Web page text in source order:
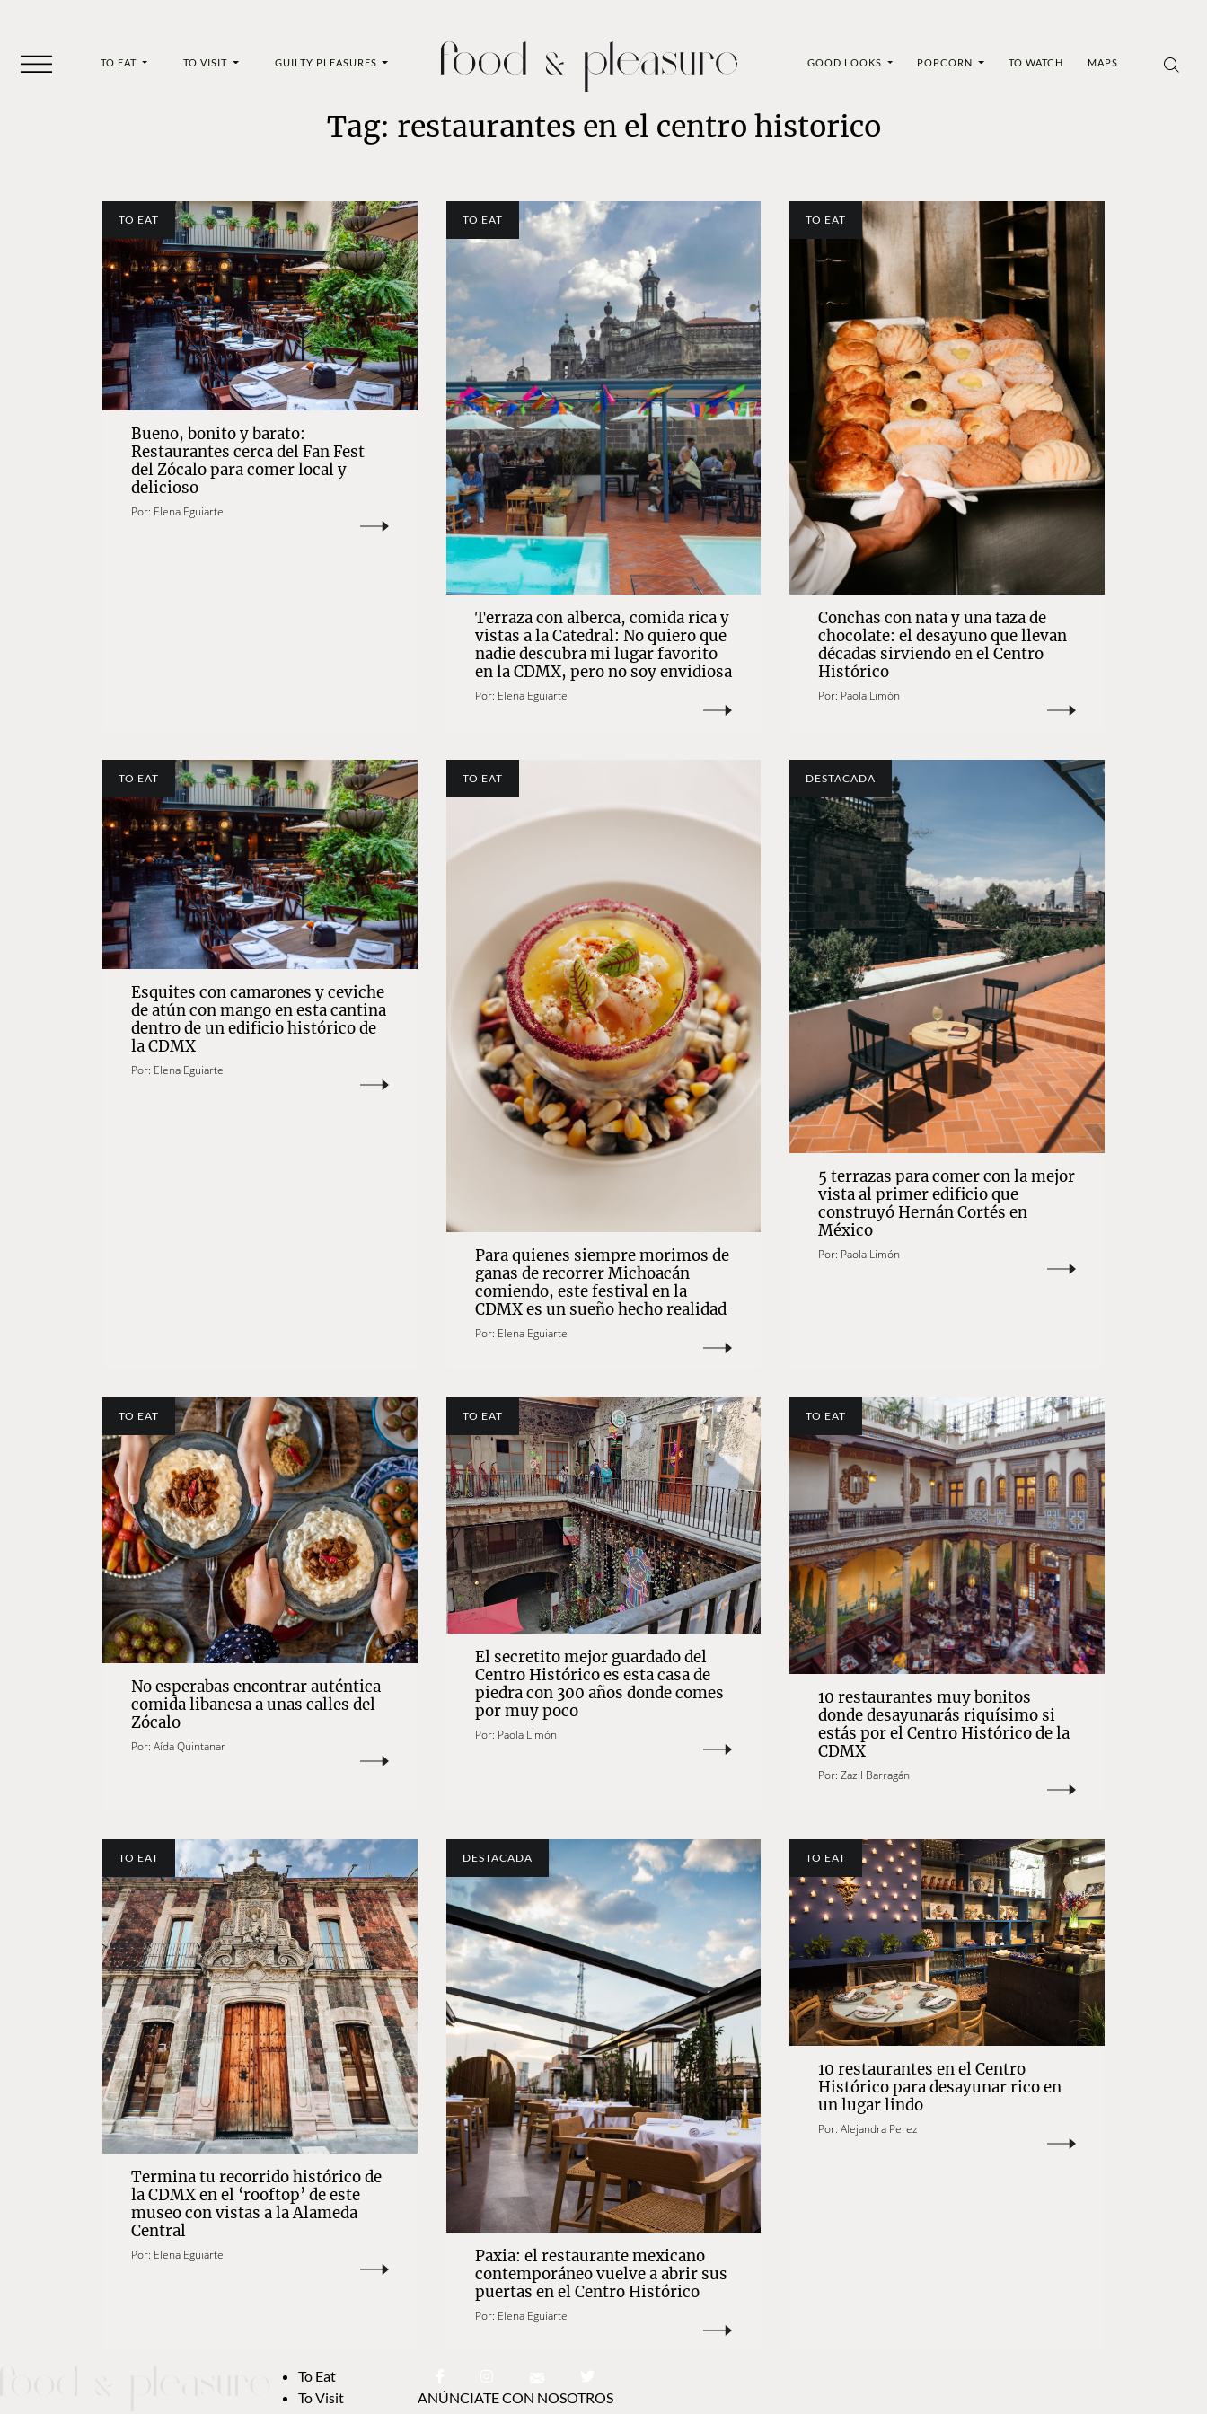
TO EAT TO VISIT GUILTY PLEASURES GOOD LOOKS POPCORN TO WATCH MAPS
Tag: restaurantes en el centro historico
TO EAT
Bueno, bonito y barato:
Restaurantes cerca del Fan Fest
del Zócalo para comer local y
delicioso
Por: Elena Eguiarte
TO EAT
Terraza con alberca, comida rica y
vistas a la Catedral: No quiero que
nadie descubra mi lugar favorito
en la CDMX, pero no soy envidiosa
Por: Elena Eguiarte
TO EAT
Conchas con nata y una taza de
chocolate: el desayuno que llevan
décadas sirviendo en el Centro
Histórico
Por: Paola Limón
TO EAT
Esquites con camarones y ceviche
de atún con mango en esta cantina
dentro de un edificio histórico de
la CDMX
Por: Elena Eguiarte
TO EAT
Para quienes siempre morimos de
ganas de recorrer Michoacán
comiendo, este festival en la
CDMX es un sueño hecho realidad
Por: Elena Eguiarte
DESTACADA
5 terrazas para comer con la mejor
vista al primer edificio que
construyó Hernán Cortés en
México
Por: Paola Limón
TO EAT
No esperabas encontrar auténtica
comida libanesa a unas calles del
Zócalo
Por: Aída Quintanar
TO EAT
El secretito mejor guardado del
Centro Histórico es esta casa de
piedra con 300 años donde comes
por muy poco
Por: Paola Limón
TO EAT
10 restaurantes muy bonitos
donde desayunarás riquísimo si
estás por el Centro Histórico de la
CDMX
Por:Zazil Barragán
TO EAT
Termina tu recorrido histórico de
la CDMX en el ‘rooftop’ de este
museo con vistas a la Alameda
Central
Por: Elena Eguiarte
DESTACADA
Paxia: el restaurante mexicano
contemporáneo vuelve a abrir sus
puertas en el Centro Histórico
Por: Elena Eguiarte
TO EAT
10 restaurantes en el Centro
Histórico para desayunar rico en
un lugar lindo
Por:Alejandra Perez
To Eat
To Visit
ANÚNCIATE CON NOSOTROS